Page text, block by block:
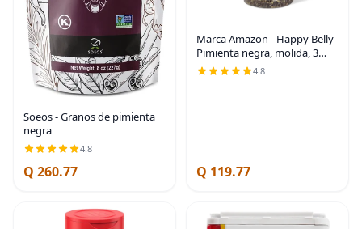
Soeos - Granos de pimienta
negra
4.8
Q 260.77
Marca Amazon - Happy Belly
Pimienta negra, molida, 3
onzas
4.8
Q 119.77